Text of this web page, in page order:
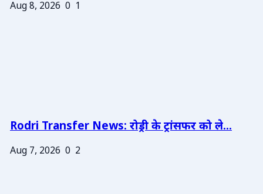
Aug 8, 2026 0 1
Rodri Transfer News: रोड्री के ट्रांसफर को ले...
Aug 7, 2026 0 2